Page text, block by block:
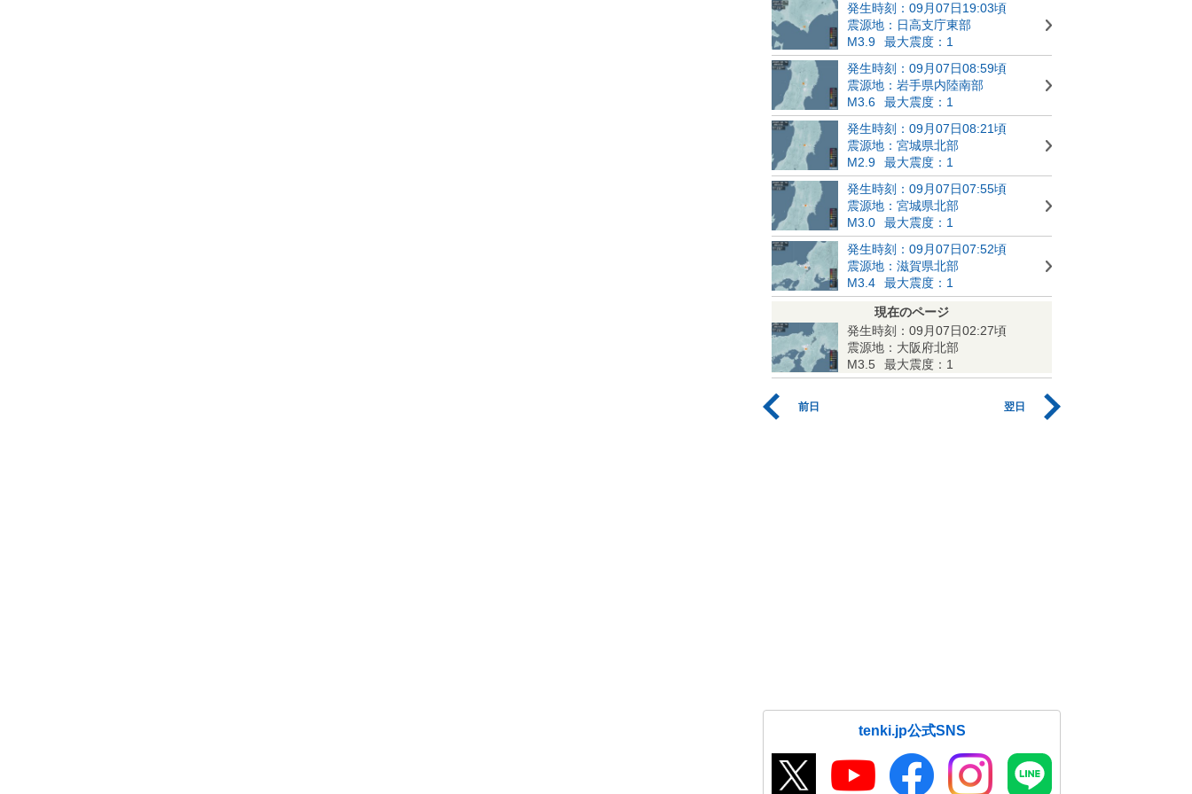
発生時刻：09月07日19:03頃
震源地：日高支庁東部
M3.9
最大震度：1
発生時刻：09月07日08:59頃
震源地：岩手県内陸南部
M3.6
最大震度：1
発生時刻：09月07日08:21頃
震源地：宮城県北部
M2.9
最大震度：1
発生時刻：09月07日07:55頃
震源地：宮城県北部
M3.0
最大震度：1
発生時刻：09月07日07:52頃
震源地：滋賀県北部
M3.4
最大震度：1
現在のページ
発生時刻：09月07日02:27頃
震源地：大阪府北部
M3.5
最大震度：1
前日 翌日
tenki.jp公式SNS